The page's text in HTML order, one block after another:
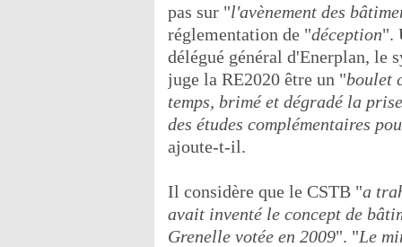
pas sur "l'avènement des
réglementation de "déception".
délégué général d'Enerplan, le
juge la RE2020 être un "boulet
temps, brimé et dégradé la
des études complémentaires
ajoute-t-il.
Il considère que le CSTB "a
avait inventé le concept de
Grenelle votée en 2009". "Le